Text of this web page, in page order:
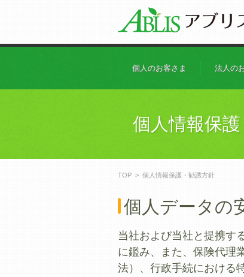
コンテンツに移動
個人のお客さま 法人の
個人情報保
TOP > 個人情報保護・勧誘方針
個人データの
当社および当社と提携す
に鑑み、また、保険代理
法）、行政手続における